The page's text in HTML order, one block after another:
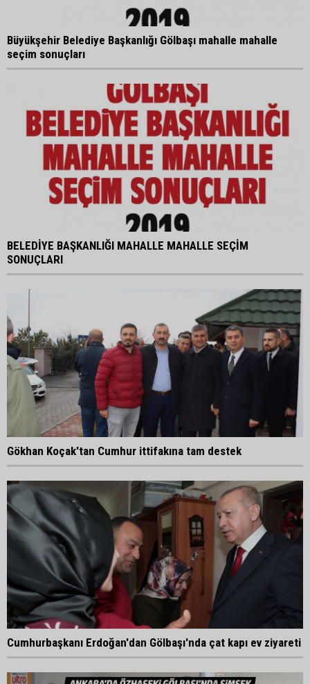
Büyükşehir Belediye Başkanlığı Gölbaşı mahalle mahalle
seçim sonuçları
BELEDİYE BAŞKANLIĞI MAHALLE MAHALLE SEÇİM
SONUÇLARI
Gökhan Koçak'tan Cumhur ittifakına tam destek
Cumhurbaşkanı Erdoğan'dan Gölbaşı'nda çat kapı ev ziyareti